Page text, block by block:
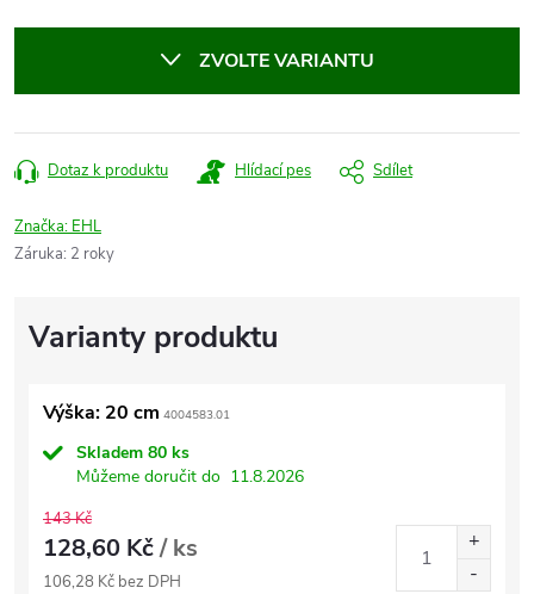
ZVOLTE VARIANTU
Dotaz k produktu Hlídací pes Sdílet
Značka: EHL
Záruka: 2 roky
Výška: 20 cm 4004583.01
Skladem 80 ks
Můžeme doručit do 11.8.2026
143 Kč
128,60 Kč/ ks
106,28 Kč bez DPH